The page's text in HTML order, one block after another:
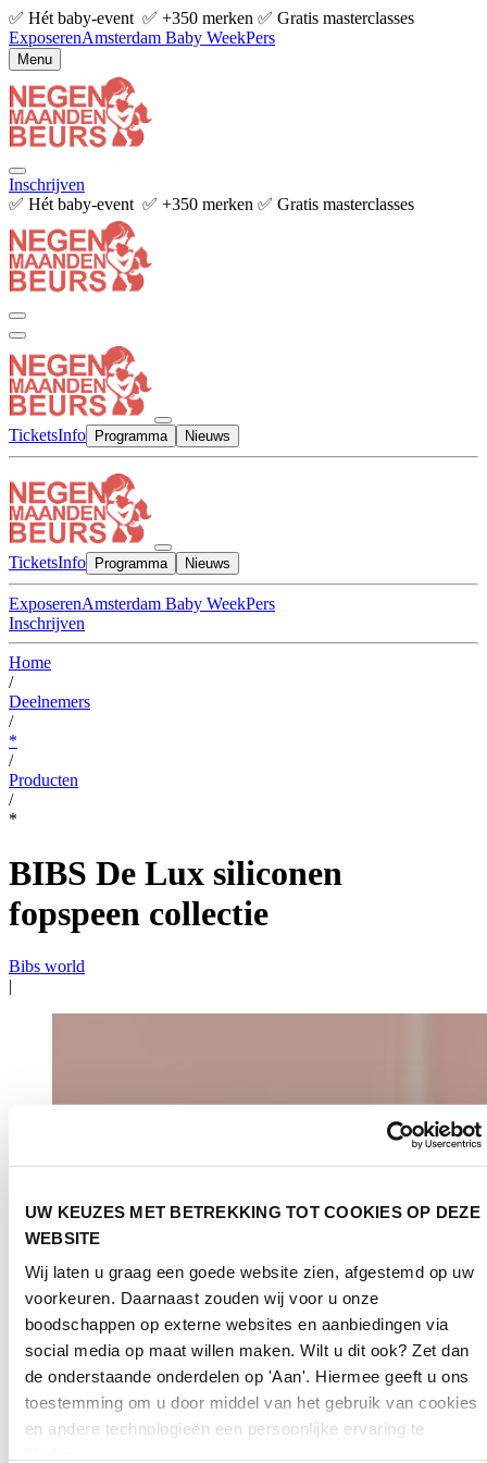
UW KEUZES MET BETREKKING TOT COOKIES OP DEZE
WEBSITE
Wij laten u graag een goede website zien, afgestemd op uw
voorkeuren. Daarnaast zouden wij voor u onze
boodschappen op externe websites en aanbiedingen via
social media op maat willen maken. Wilt u dit ook? Zet dan
de onderstaande onderdelen op 'Aan'. Hiermee geeft u ons
toestemming om u door middel van het gebruik van cookies
en andere technologieën een persoonlijke ervaring te
✅ Hét baby-event ✅ +350 merken ✅ Gratis masterclasses
ExposerenAmsterdam Baby WeekPers
Menu
Inschrijven
✅ Hét baby-event ✅ +350 merken ✅ Gratis masterclasses
TicketsInfo Programma Nieuws
TicketsInfo Programma Nieuws
ExposerenAmsterdam Baby WeekPers
Inschrijven
Home
/
Deelnemers
/
*
/
Producten
/
*
BIBS De Lux siliconen
fopspeen collectie
Bibs world
|